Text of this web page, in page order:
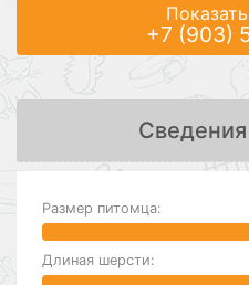
+7 (903)
Размер питомца:
Длиная шерсти: